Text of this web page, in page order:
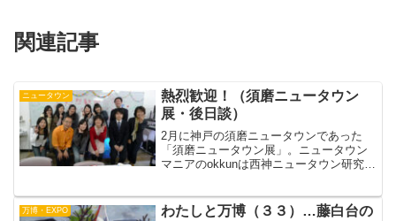
関連記事
ニュータウン
熱烈歓迎！（須磨ニュータウン
展・後日談）
2月に神戸の須磨ニュータウンであった
「須磨ニュータウン展」。ニュータウン
マニアのokkunは西神ニュータウン研究会
ろ、入口に展示してあった「リカちゃん
万博・EXPO
わたしと万博（３３）…藤白台の